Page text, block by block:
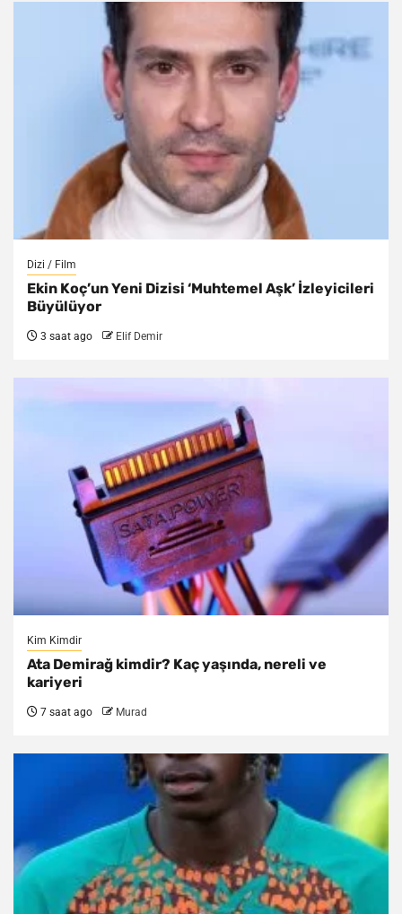
Dizi / Film
Ekin Koç’un Yeni Dizisi ‘Muhtemel Aşk’ İzleyicileri
Büyülüyor
3 saat ago Elif Demir
Kim Kimdir
Ata Demirağ kimdir? Kaç yaşında, nereli ve
kariyeri
7 saat ago Murad